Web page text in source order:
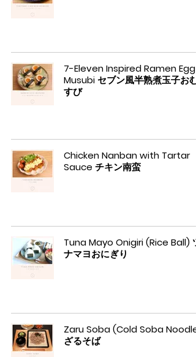
7-Eleven Inspired Ramen Egg
Musubi セブン風半熟煮玉子おむ
すび
Chicken Nanban with Tartar
Sauce チキン南蛮
Tuna Mayo Onigiri (Rice Ball) ツ
ナマヨおにぎり
Zaru Soba (Cold Soba
ざるそば